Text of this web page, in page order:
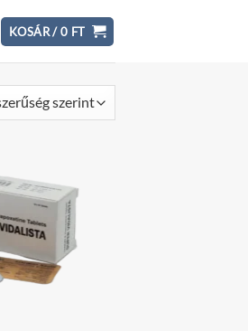
KOSÁR /0 FT